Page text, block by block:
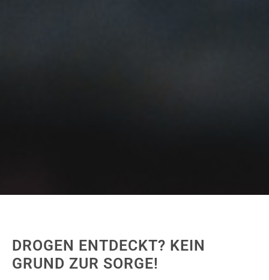
DROGEN ENTDECKT? KEIN
GRUND ZUR SORGE!